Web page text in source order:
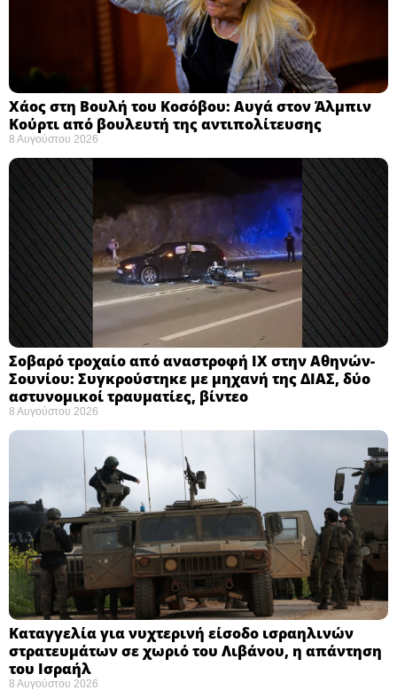
Χάος στη Βουλή του Κοσόβου: Αυγά στον Άλμπιν
Κούρτι από βουλευτή της αντιπολίτευσης
8 Αυγούστου 2026
Σοβαρό τροχαίο από αναστροφή ΙΧ στην Αθηνών-
Σουνίου: Συγκρούστηκε με μηχανή της ΔΙΑΣ, δύο
αστυνομικοί τραυματίες, βίντεο
8 Αυγούστου 2026
Καταγγελία για νυχτερινή είσοδο ισραηλινών
στρατευμάτων σε χωριό του Λιβάνου, η απάντηση
του Ισραήλ
8 Αυγούστου 2026